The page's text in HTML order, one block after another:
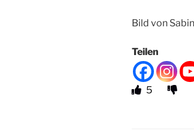
Bild von
Teilen
5